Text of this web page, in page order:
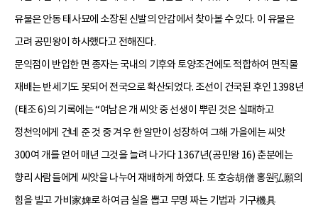
유물은 안동 태사묘에 소장된 신발의 안감에서 찾아볼 수 있다. 이 유물은
고려 공민왕이 하사했다고 전해진다.
문익점이 반입한 면 종자는 국내의 기후와 토양조건에도 적합하여 면직물
재배는 반세기도 못되어 전국으로 확산되었다. 조선이 건국된 후인 1398년
(태조 6)의 기록에는 “여남은 개 씨앗 중 선생이 뿌린 것은 실패하고
정천익에게 건네 준 것 중 겨우 한 알만이 성장하여 그해 가을에는 씨앗
300여 개를 얻어 매년 그것을 늘려 나가다 1367년(공민왕 16) 춘분에는
향리 사람들에게 씨앗을 나누어 재배하게 하였다. 또 호승胡僧 홍원弘願의
힘을 빌고 가비家婢로 하여금 실을 뽑고 무명 짜는 기법과 기구機具